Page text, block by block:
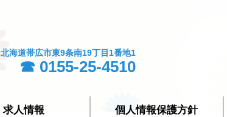
北海道帯広市東9条南19丁目1番地1
☎ 0155-25-4510
求人情報 個人情報保護方針